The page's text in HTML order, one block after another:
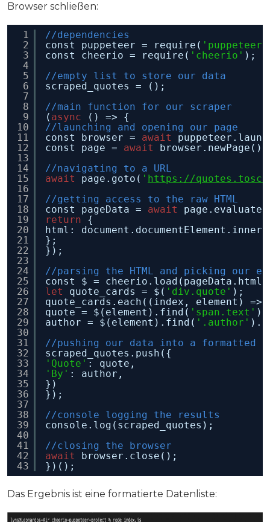
Browser schließen:
1
2
3
4
5
6
7
8
9
10
11
12
13
14
15
16
17
18
19
20
21
22
23
24
25
26
27
28
29
30
31
32
33
34
35
36
37
38
39
40
41
42
43
//dependencies
const puppeteer = require( 'puppeteer'
const cheerio = require( 'cheerio' );
//empty list to store our data
scraped_quotes = ();
//main function for our scraper
( async
() => {
//launching and opening our page
const browser = await
const page = await
browser.newPage();
//navigating to a URL
await
page.goto( ' https://
//getting access to the raw HTML
const pageData = await
return
{
html:
};
});
//parsing the HTML and picking our
const $ =
let
quote_cards = $( 'div.quote' );
quote_cards.each((index, element) =>
quote = $(element).find( 'span.text'
author = $(element).find( '.author'
//pushing our data into a formatted
scraped_quotes.push({
'Quote' : quote,
'By' : author,
})
});
//console logging the results
console.log(scraped_quotes);
//closing the browser
await
browser.close();
})();
Das Ergebnis ist eine formatierte Datenliste: